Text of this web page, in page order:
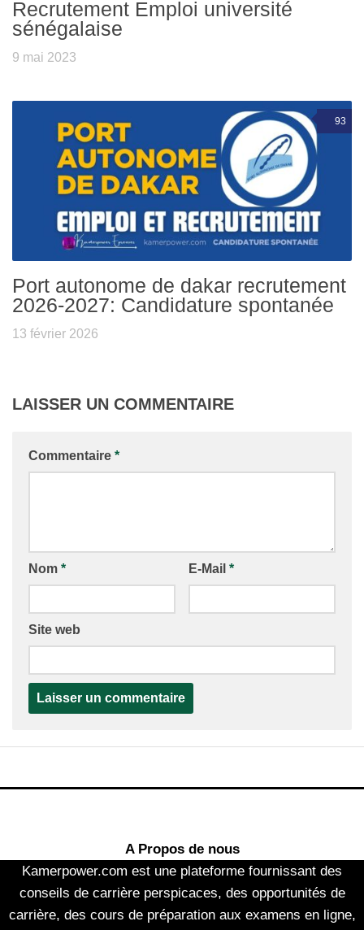
Recrutement Emploi université
sénégalaise
9 mai 2023
93
Port autonome de dakar recrutement
2026-2027: Candidature spontanée
13 février 2026
LAISSER UN COMMENTAIRE
Commentaire *
Nom * E-Mail *
Site web
A Propos de nous
Kamerpower.com est une plateforme fournissant des
conseils de carrière perspicaces, des opportunités de
carrière, des cours de préparation aux examens en ligne,